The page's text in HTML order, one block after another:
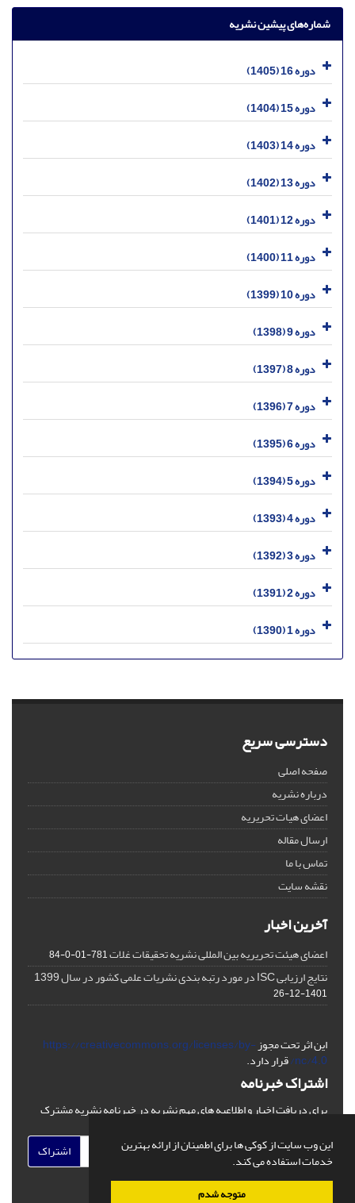
این وب سایت از کوکی ها برای اطمینان از ارائه بهترین
خدمات استفاده می کند.
متوجه شدم
شماره‌های پیشین نشریه
دوره 16 (1405)
دوره 15 (1404)
دوره 14 (1403)
دوره 13 (1402)
دوره 12 (1401)
دوره 11 (1400)
دوره 10 (1399)
دوره 9 (1398)
دوره 8 (1397)
دوره 7 (1396)
دوره 6 (1395)
دوره 5 (1394)
دوره 4 (1393)
دوره 3 (1392)
دوره 2 (1391)
دوره 1 (1390)
دسترسی سریع
صفحه اصلی
درباره نشریه
اعضای هیات تحریریه
ارسال مقاله
تماس با ما
نقشه سایت
آخرین اخبار
اعضای هیئت تحریریه بین المللی نشریه تحقیقات غلات781-01-0-84
نتایج ارزیابی ISC در مورد رتبه بندی نشریات علمی کشور در سال 1399
1401-12-26
این اثر تحت مجوزhttps://creativecommons.org/licenses/by-
nc/4.0/ قرار دارد.
اشتراک خبرنامه
برای دریافت اخبار و اطلاعیه های مهم نشریه در خبرنامه نشریه مشترک
اشتراک